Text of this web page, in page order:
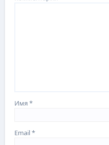
Имя*
Email*